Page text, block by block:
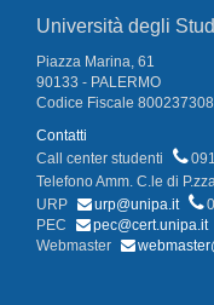
Università degli
Piazza Marina, 61
90133 - PALERMO
Codice Fiscale
Contatti
Call center studenti
Telefono Amm. C.le di
URP
urp@unipa.it
PEC
pec@cert.unipa.it
Webmaster